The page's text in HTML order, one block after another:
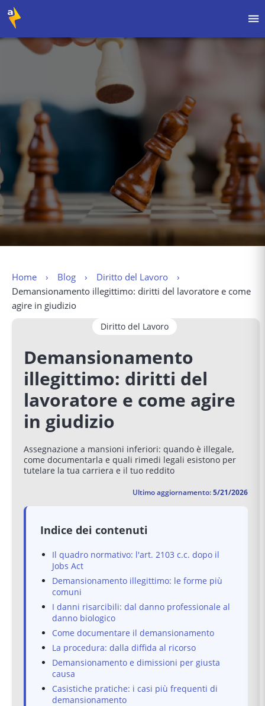
Home Blog
Diritto del Lavoro
Demansionamento illegittimo: diritti del lavoratore e come
agire in giudizio
Diritto del Lavoro
Demansionamento
illegittimo: diritti del
lavoratore e come agire
in giudizio
Assegnazione a mansioni inferiori: quando è illegale,
come documentarla e quali rimedi legali esistono per
tutelare la tua carriera e il tuo reddito
Ultimo aggiornamento:5/21/2026
Indice dei contenuti
Il quadro normativo: l'art. 2103 c.c. dopo il
Jobs Act
Demansionamento illegittimo: le forme più
comuni
I danni risarcibili: dal danno professionale al
danno biologico
Come documentare il demansionamento
La procedura: dalla diffida al ricorso
Demansionamento e dimissioni per giusta
causa
Casistiche pratiche: i casi più frequenti di
demansionamento